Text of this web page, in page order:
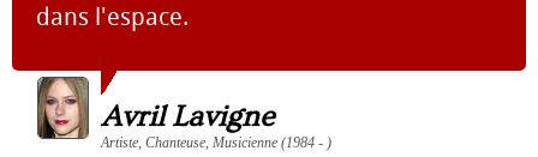
dans l'espace.
Avril Lavigne
Artiste, Chanteuse, Musicienne (1984 - )